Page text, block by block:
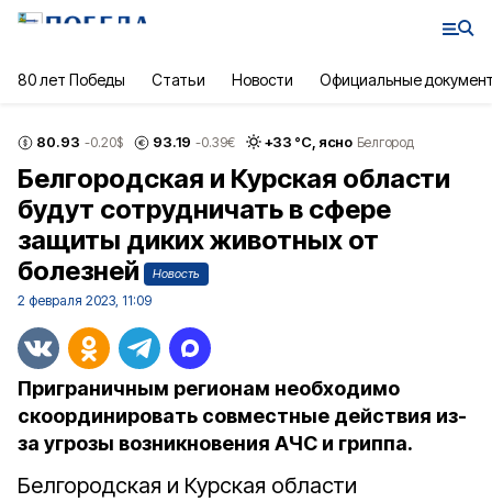
80 лет Победы Статьи Новости Официальные
80.93 -0.20$ 93.19 -0.39€ +33 °С, ясно Белгород
Белгородская и Курская области
будут сотрудничать в сфере
защиты диких животных от
болезней
Новость
2 февраля 2023, 11:09
Приграничным регионам необходимо
скоординировать совместные действия из-
за угрозы возникновения АЧС и гриппа.
Белгородская и Курская области